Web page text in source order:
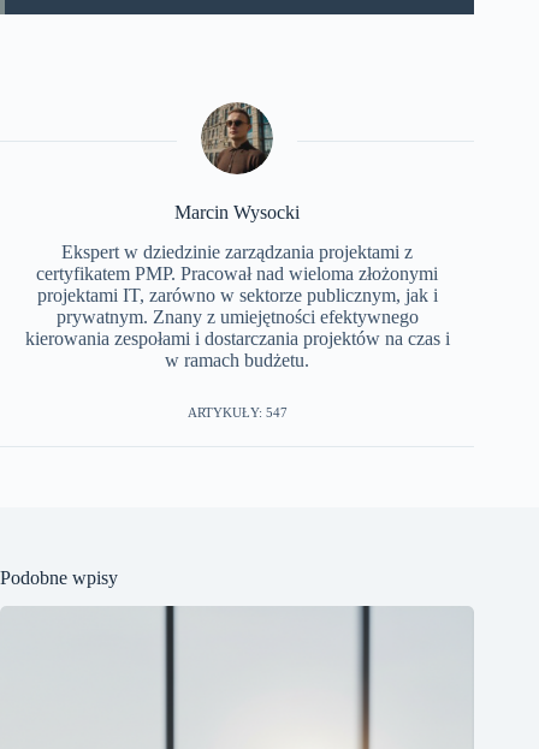
Marcin Wysocki
Ekspert w dziedzinie zarządzania projektami z
certyfikatem PMP. Pracował nad wieloma złożonymi
projektami IT, zarówno w sektorze publicznym, jak i
prywatnym. Znany z umiejętności efektywnego
kierowania zespołami i dostarczania projektów na czas i
w ramach budżetu.
ARTYKUŁY: 547
Podobne wpisy